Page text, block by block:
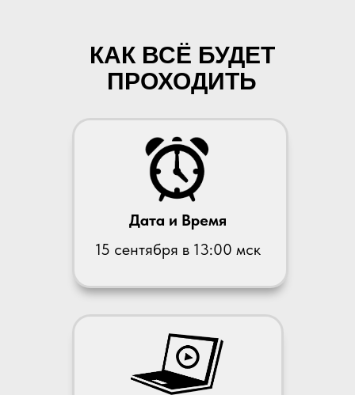
КАК ВСЁ БУДЕТ
ПРОХОДИТЬ
Дата и Время
15 сентября в 13:00 мск